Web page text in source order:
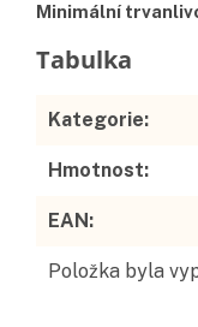
Minimální
Kategorie:
Hmotnost:
EAN:
Položka byla